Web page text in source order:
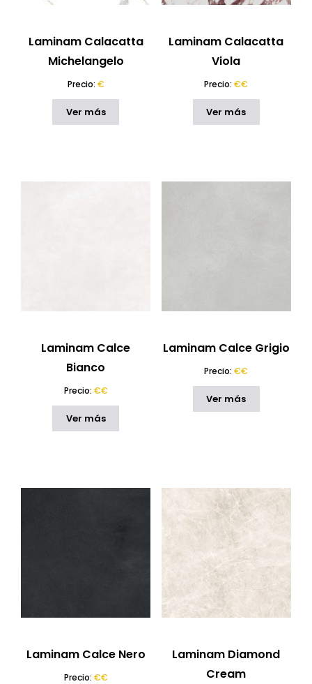
Laminam Calacatta
Michelangelo
Precio: €
Ver más
Laminam Calacatta
Viola
Precio:€€
Ver más
Laminam Calce
Bianco
Precio: €€
Ver más
Laminam Calce Grigio
Precio:€€
Ver más
Laminam Calce Nero
Precio: €€
Laminam Diamond
Cream